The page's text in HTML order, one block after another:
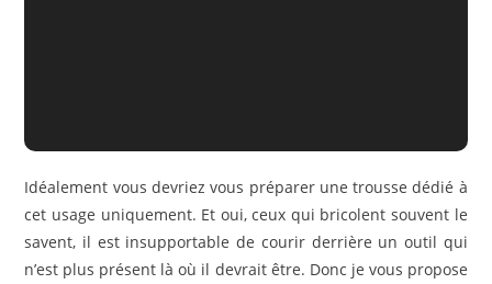
Idéalement vous devriez vous préparer une trousse dédié à
cet usage uniquement. Et oui, ceux qui bricolent souvent le
savent, il est insupportable de courir derrière un outil qui
n’est plus présent là où il devrait être. Donc je vous propose